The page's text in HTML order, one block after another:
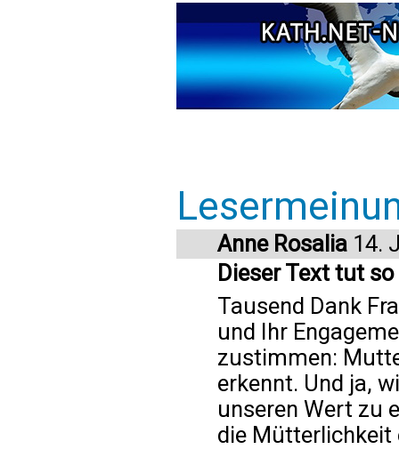
Anne Rosalia 14.
Dieser Text tut
Tausend Dank
und Ihr
zustimmen:
erkennt. Und ja,
unseren Wert zu
die Mütterlichkeit